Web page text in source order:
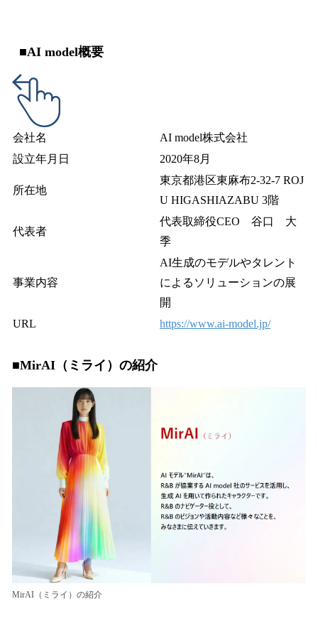
■AI model概要
会社名
AI model株式会社
設立年月日
2020年8月
所在地
東京都港区東麻布2-32-7 ROJ
U HIGASHIAZABU 3階
代表者
代表取締役CEO 谷口 大
季
事業内容
AI生成のモデルやタレント
によるソリューションの展
開
URL
https://www.ai-model.jp/
■MirAI（ミライ）の紹介
MirAI（ミライ）の紹介